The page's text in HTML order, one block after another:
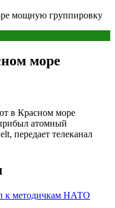
мощную группировку
море
в Красном море
атомный
передает телеканал
к методичкам НАТО